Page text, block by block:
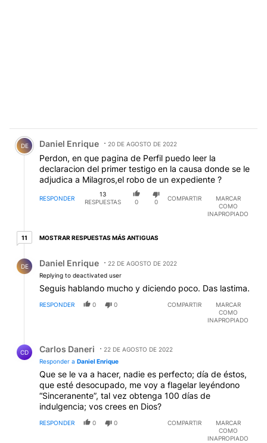
Comentario de Daniel Enrique.
DE Daniel Enrique 20 DE AGOSTO DE 2022
Perdon, en que pagina de Perfil puedo leer la
declaracion del primer testigo en la causa donde se le
adjudica a Milagros,el robo de un expediente ?
RESPONDER
13
RESPUESTAS
0 0
COMPARTIR
MARCAR
COMO
INAPROPIADO
1111 respuestas más antiguas
MOSTRAR RESPUESTAS MÁS ANTIGUAS
DE Daniel Enrique
22 DE AGOSTO DE 2022
Replying to deactivated user
Seguis hablando mucho y diciendo poco. Das lastima.
RESPONDER 0 0 COMPARTIR
MARCAR
COMO
INAPROPIADO
CD Carlos Daneri
22 DE AGOSTO DE 2022
Responder a Daniel Enrique
Que se le va a hacer, nadie es perfecto; día de éstos,
que esté desocupado, me voy a flagelar leyéndono
“Sinceranente”, tal vez obtenga 100 días de
indulgencia; vos crees en Dios?
RESPONDER 0 0 COMPARTIR
MARCAR
COMO
INAPROPIADO